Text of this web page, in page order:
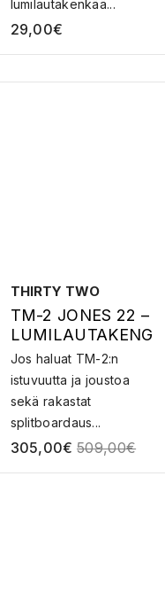
lumilautakenkää...
29,00€
THIRTY TWO
TM-2 JONES 22 –
LUMILAUTAKENG
ÄT
Jos haluat TM-2:n
istuvuutta ja joustoa
sekä rakastat
splitboardaus...
305,00€ 509,00€